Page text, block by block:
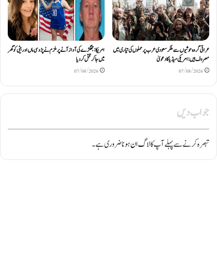
عراقی گروہ حوثیوں سے ملکر سعودی عرب پر حملوں کی تیاری میں
مصروف ہیں: امریکی میڈیا کا دعویٰ
07/08/2026
امریکا: جھگڑے کی آواز آنے پر ملزم نے پڑوسی ماں اور بیٹی کو گھر
میں جا کر قتل کر دیا
07/08/2026
جواب دیں
تبصرہ کرنے سے پہلے آپ کالاگ انہونا ضروری ہے۔